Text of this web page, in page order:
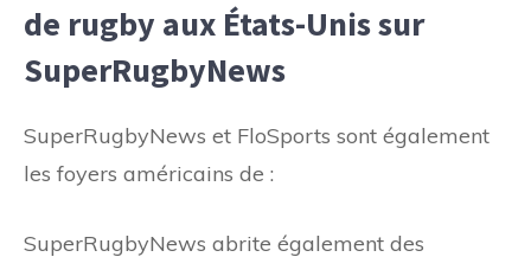
de rugby aux États-Unis sur
SuperRugbyNews
SuperRugbyNews et FloSports sont également
les foyers américains de :
SuperRugbyNews abrite également des